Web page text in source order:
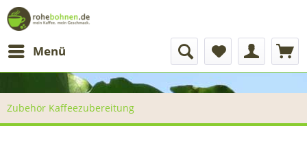
Menü
Zubehör Kaffeezubereitung